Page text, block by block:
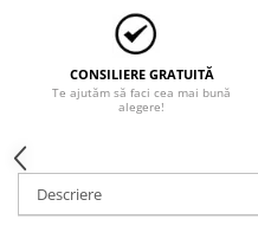
Pensule si trafaleti
Scari , lize si depozitare
Unelte pentru masurat
Echere si compasuri
Nivele
Nivele laser
CONSILIERE GRATUITĂ
Te ajutăm să faci cea mai bună
alegere!
Descriere